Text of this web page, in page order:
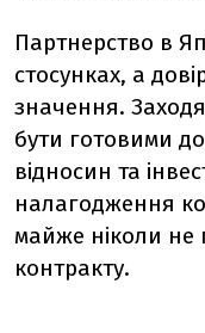
Партнерство в
стосунках, а
значення.
бути готовими
відносин та
налагодження
майже ніколи не
контракту.